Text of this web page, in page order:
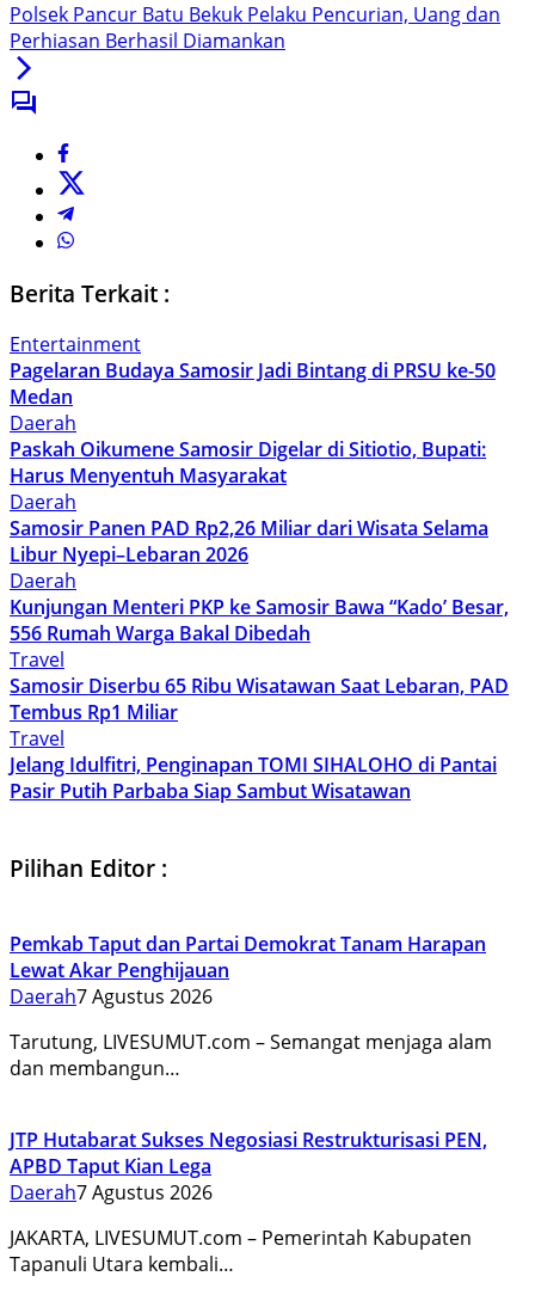
Polsek Pancur Batu Bekuk Pelaku Pencurian, Uang dan
Perhiasan Berhasil Diamankan
Berita Terkait :
Entertainment
Pagelaran Budaya Samosir Jadi Bintang di PRSU ke-50
Medan
Daerah
Paskah Oikumene Samosir Digelar di Sitiotio, Bupati:
Harus Menyentuh Masyarakat
Daerah
Samosir Panen PAD Rp2,26 Miliar dari Wisata Selama
Libur Nyepi–Lebaran 2026
Daerah
Kunjungan Menteri PKP ke Samosir Bawa “Kado’ Besar,
556 Rumah Warga Bakal Dibedah
Travel
Samosir Diserbu 65 Ribu Wisatawan Saat Lebaran, PAD
Tembus Rp1 Miliar
Travel
Jelang Idulfitri, Penginapan TOMI SIHALOHO di Pantai
Pasir Putih Parbaba Siap Sambut Wisatawan
Pilihan Editor :
Pemkab Taput dan Partai Demokrat Tanam Harapan
Lewat Akar Penghijauan
Daerah7 Agustus 2026
Tarutung, LIVESUMUT.com – Semangat menjaga alam
dan membangun…
JTP Hutabarat Sukses Negosiasi Restrukturisasi PEN,
APBD Taput Kian Lega
Daerah7 Agustus 2026
JAKARTA, LIVESUMUT.com – Pemerintah Kabupaten
Tapanuli Utara kembali…